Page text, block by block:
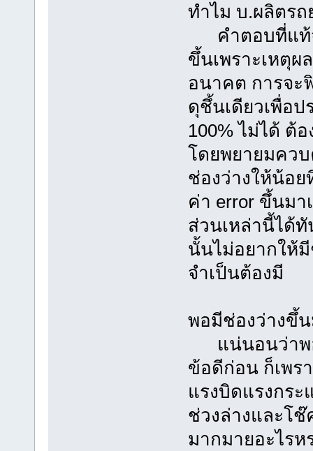
ทำไม บ.ผลิตร
คำตอบที่แท้จ
ขึ้นเพราะเหตุผ
อนาคต การจ
ดุชึ้นเดียวเพื่อป
100% ไม่ได้ ต้
โดยพยายมคว
ช่องว่างให้น้อย
ค่า error ขึ้นม
ส่วนเหล่านี้ได้
นั้นไม่อยากให้
จำเป็นต้องมี
พอมีช่องว่างขึ้
แน่นอนว่าพอ
ข้อดีก่อน ก็เพร
แรงบิดแรงกร
ช่วงล่างและโ
มากมายอะไรห